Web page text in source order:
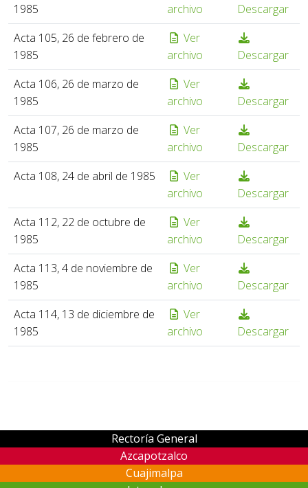
1985
archivo
Descargar
Acta 105, 26 de febrero de
1985
Ver
archivo
Descargar
Acta 106, 26 de marzo de
1985
Ver
archivo
Descargar
Acta 107, 26 de marzo de
1985
Ver
archivo
Descargar
Acta 108, 24 de abril de 1985
Ver
archivo
Descargar
Acta 112, 22 de octubre de
1985
Ver
archivo
Descargar
Acta 113, 4 de noviembre de
1985
Ver
archivo
Descargar
Acta 114, 13 de diciembre de
1985
Ver
archivo
Descargar
Rectoría General
Azcapotzalco
Cuajimalpa